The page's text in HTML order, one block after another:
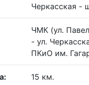
Черкасская -
ЧМК (ул.
- ул.
ПКиО им.
15 км.